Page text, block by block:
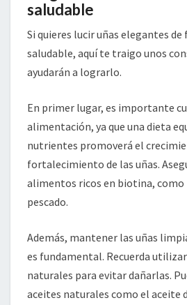
saludable
Si quieres lucir uñas elegantes
saludable, aquí te traigo unos
ayudarán a lograrlo.
En primer lugar, es importante
alimentación, ya que una dieta
nutrientes promoverá el
fortalecimiento de las uñas.
alimentos ricos en biotina, como
pescado.
Además, mantener las uñas
es fundamental. Recuerda
naturales para evitar dañarlas.
aceites naturales como el aceite